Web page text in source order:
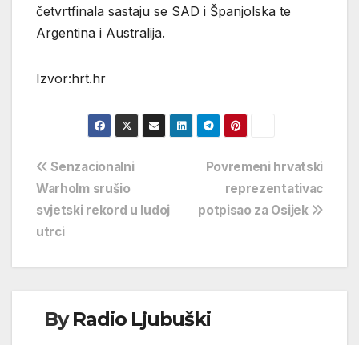
četvrtfinala sastaju se SAD i Španjolska te
Argentina i Australija.
Izvor:hrt.hr
Navigacija
objava
Povremeni hrvatski
reprezentativac
potpisao za Osijek
Senzacionalni
Warholm srušio
svjetski rekord u ludoj
utrci
ByRadio Ljubuški